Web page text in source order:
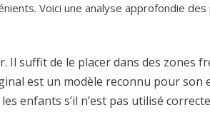
Voici une analyse approfondie
Il suffit de le placer dans des zones
est un modèle reconnu pour son
enfants s’il n’est pas utilisé